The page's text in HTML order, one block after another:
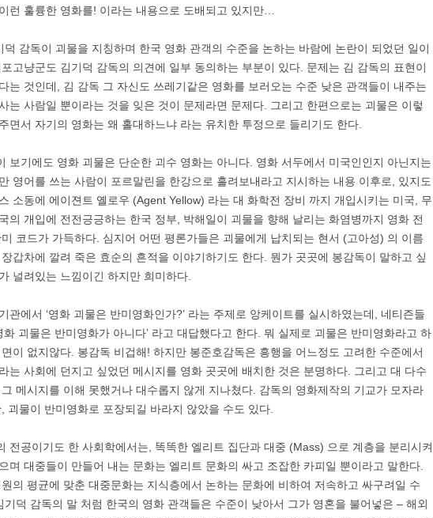
런 훌륭한 영화를! 이라는 내용으로 도배되고 있지만…
덕 감독이 괴물을 지칭하며 한국 영화 관객의 수준을 논하는 바람에 논란이 되었던 일이
고냥군도 김기덕 감독의 의견에 일부 동의하는 부분이 있다. 문제는 김 감독의 표현이
는 것인데, 김 감독 그 자신도 쓰레기같은 영화를 보러오는 수준 낮은 관객들이 내주는
는 사람일 뿐이라는 것을 잊은 것이 문제라면 문제다. 그리고 한편으로는 괴물은 이렇
면서 자기의 영화는 왜 홀대하느냐 라는 유치한 투정으로 들리기도 한다.
보기에도 영화 괴물은 단순한 괴수 영화는 아니다. 영화 서두에서 미국인인지 아닌지는
영어를 쓰는 사람이 포르말린을 한강으로 흘려보내라고 지시하는 내용 이후로, 있지도
소동에 에이젼트 옐로우 (Agent Yellow) 라는 대 화학전 장비 까지 개입시키는 미국, 무
의 개입에 전전긍긍하는 한국 정부, 박해일이 괴물을 향해 날리는 화염병까지 영화 전
코드가 가득하다. 심지어 어떤 평론가들은 괴물에게 납치되는 현서 (고아성) 의 이름
갑차에 깔려 죽은 효순의 흔적을 이야기하기도 한다. 뭔가 곳곳에 봉감독이 말하고 싶
널려있는 느낌이긴 하지만 희미하다.
관에서 ‘영화 괴물은 반미영화인가?’ 라는 주제로 앙케이트를 실시하였는데, 네티즌들
화 괴물은 반미영화가 아니다’ 라고 대답했다고 한다. 뭐 실제로 괴물은 반미영화라고 하
이 없지않다. 봉감독 비겁해! 하지만 봉준호감독은 흥행을 어느정도 고려한 수준에서
는 사회에 던지고 싶었던 메시지를 영화 곳곳에 배치한 것은 분명하다. 그리고 대 다수
메시지를 이해 못했거나 대수롭지 않게 지나쳤다. 감독의 영화제작의 기교가 모자라
괴물이 반미영화로 포장되길 바라지 않았을 수도 있다.
전공이기도 한 사회학에서는, 똑똑한 엘리트 집단과 대중 (Mass) 으로 계층을 분리시켜
며 대중들이 만들어 내는 문화는 엘리트 문화의 싸고 조잡한 카피일 뿐이라고 말한다.
의 평균에 맞춘 대중문화는 지식층에서 논하는 문화에 비하여 저속하고 싸구려일 수
기덕 감독의 말 처럼 한국의 영화 관객들은 수준이 낮아서 그가 영혼을 불어넣은 – 해외